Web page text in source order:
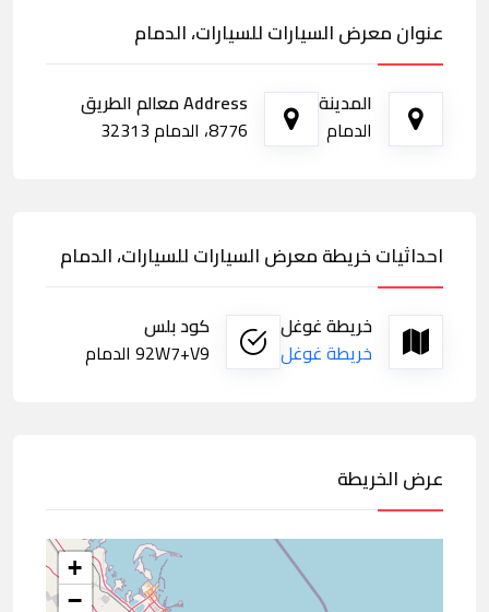
عنوان معرض السيارات للسيارات، الدمام
المدينة
الدمام
Address معالم الطريق
8776، الدمام 32313
احداثيات خريطة معرض السيارات للسيارات، الدمام
خريطة غوغل
خريطة غوغل
كود بلس
92W7+V9 الدمام
عرض الخريطة
+
−